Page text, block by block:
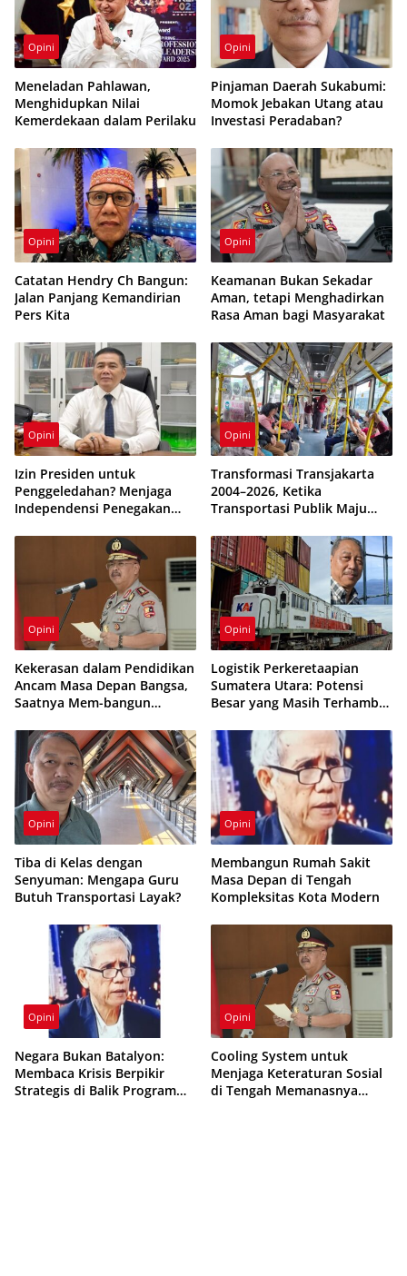
Opini
Meneladan Pahlawan,
Menghidupkan Nilai
Kemerdekaan dalam Perilaku
Opini
Pinjaman Daerah Sukabumi:
Momok Jebakan Utang atau
Investasi Peradaban?
Opini
Catatan Hendry Ch Bangun:
Jalan Panjang Kemandirian
Pers Kita
Opini
Keamanan Bukan Sekadar
Aman, tetapi Menghadirkan
Rasa Aman bagi Masyarakat
Opini
Izin Presiden untuk
Penggeledahan? Menjaga
Independensi Penegakan
Opini
Transformasi Transjakarta
2004–2026, Ketika
Transportasi Publik Maju
Terus Membesar
Opini
Kekerasan dalam Pendidikan
Ancam Masa Depan Bangsa,
Saatnya Mem-bangun
Berkarakter
Opini
Logistik Perkeretaapian
Sumatera Utara: Potensi
Besar yang Masih Terhambat
Opini
Tiba di Kelas dengan
Senyuman: Mengapa Guru
Butuh Transportasi Layak?
Opini
Membangun Rumah Sakit
Masa Depan di Tengah
Kompleksitas Kota Modern
Opini
Negara Bukan Batalyon:
Membaca Krisis Berpikir
Strategis di Balik Program
Opini
Cooling System untuk
Menjaga Keteraturan Sosial
di Tengah Memanasnya